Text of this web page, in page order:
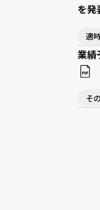
を発
適
業績
そ